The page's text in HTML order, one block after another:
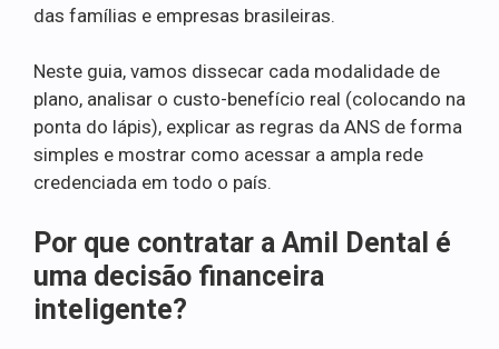
das famílias e empresas brasileiras.
Neste guia, vamos dissecar cada modalidade de
plano, analisar o custo-benefício real (colocando na
ponta do lápis), explicar as regras da ANS de forma
simples e mostrar como acessar a ampla rede
credenciada em todo o país.
Por que contratar a Amil Dental é
uma decisão financeira
inteligente?